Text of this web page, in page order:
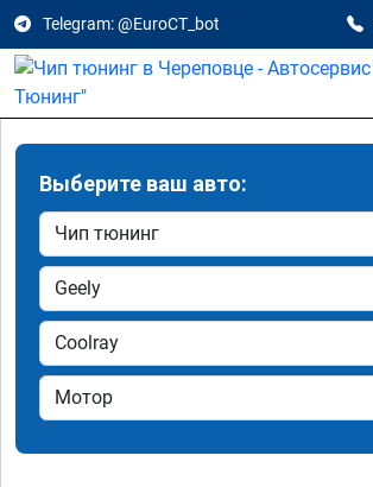
Telegram: @EuroCT_bot
Выберите ваш авто: